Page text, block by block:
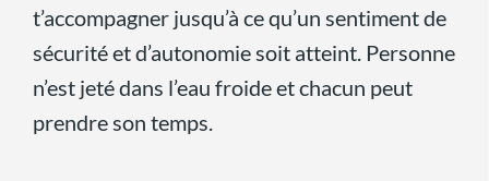
t’accompagner jusqu’à ce qu’un sentiment de
sécurité et d’autonomie soit atteint. Personne
n’est jeté dans l’eau froide et chacun peut
prendre son temps.